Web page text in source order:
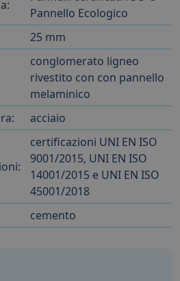
Pannello Ecologico
25 mm
conglomerato ligneo
rivestito con con pannello
melaminico
acciaio
certificazioni UNI EN ISO
9001/2015, UNI EN ISO
14001/2015 e UNI EN ISO
45001/2018
cemento